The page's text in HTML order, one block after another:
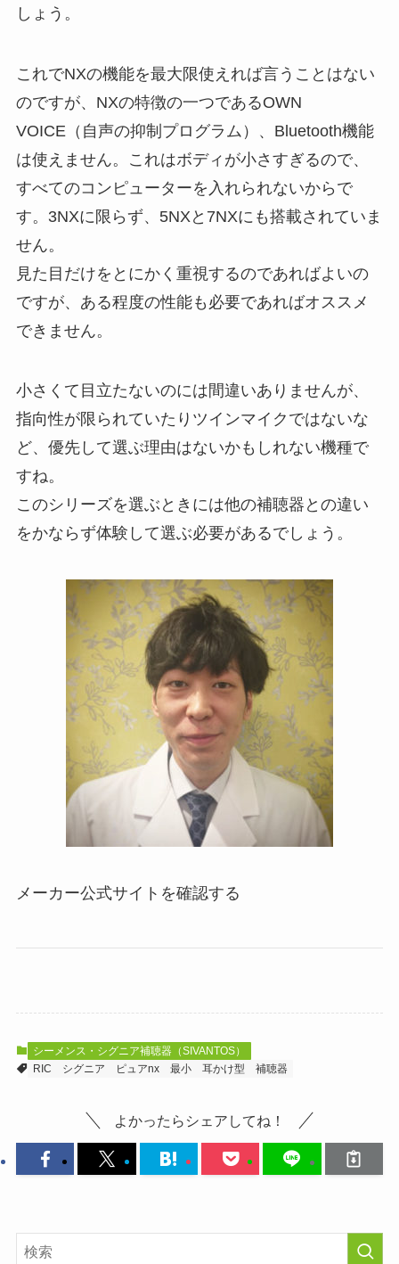
しょう。
これでNXの機能を最大限使えれば言うことはない
のですが、NXの特徴の一つであるOWN
VOICE（自声の抑制プログラム）、Bluetooth機能
は使えません。これはボディが小さすぎるので、
すべてのコンピューターを入れられないからで
す。3NXに限らず、5NXと7NXにも搭載されていま
せん。
見た目だけをとにかく重視するのであればよいの
ですが、ある程度の性能も必要であればオススメ
できません。
小さくて目立たないのには間違いありませんが、
指向性が限られていたりツインマイクではないな
ど、優先して選ぶ理由はないかもしれない機種で
すね。
このシリーズを選ぶときには他の補聴器との違い
をかならず体験して選ぶ必要があるでしょう。
メーカー公式サイトを確認する
シーメンス・シグニア補聴器（SIVANTOS）
RIC
シグニア ピュアnx 最小 耳かけ型 補聴器
よかったらシェアしてね！